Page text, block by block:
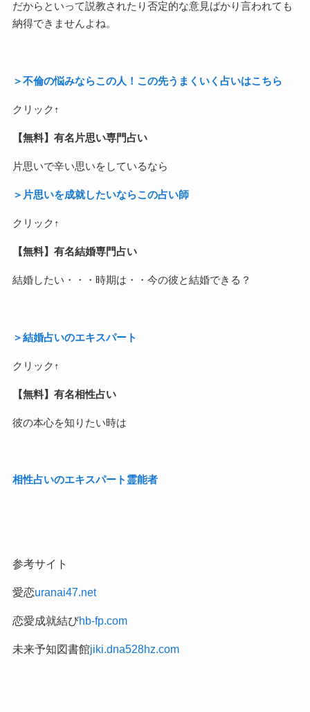
だからといって説教されたり否定的な意見ばかり言われても
納得できませんよね。
＞不倫の悩みならこの人！この先うまくいく占いはこちら
クリック↑
【無料】有名片思い専門占い
片思いで辛い思いをしているなら
＞片思いを成就したいならこの占い師
クリック↑
【無料】有名結婚専門占い
結婚したい・・・時期は・・今の彼と結婚できる？
＞結婚占いのエキスパート
クリック↑
【無料】有名相性占い
彼の本心を知りたい時は
相性占いのエキスパート霊能者
参考サイト
愛恋uranai47.net
恋愛成就結びhb-fp.com
未来予知図書館jiki.dna528hz.com